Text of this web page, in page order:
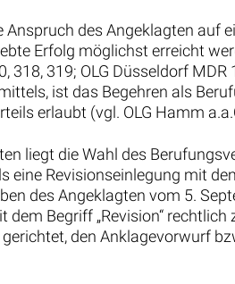
Anspruch des Angeklagten
Erfolg möglichst erreicht
319; OLG Düsseldorf MDR
ist das Begehren als
erlaubt (vgl. OLG Hamm
liegt die Wahl des
Revisionseinlegung mit
des Angeklagten vom 5.
Begriff „Revision“
den Anklagevorwurf